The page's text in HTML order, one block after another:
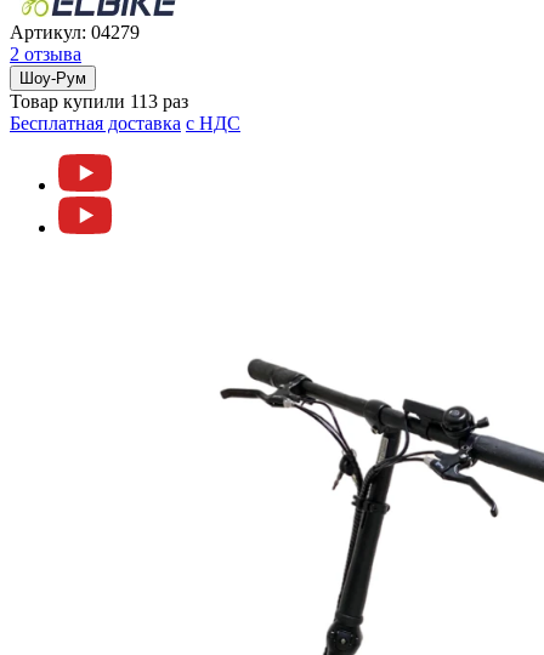
Артикул: 04279
2 отзыва
Шоу-Рум
Товар купили 113 раз
Бесплатная доставка c НДС